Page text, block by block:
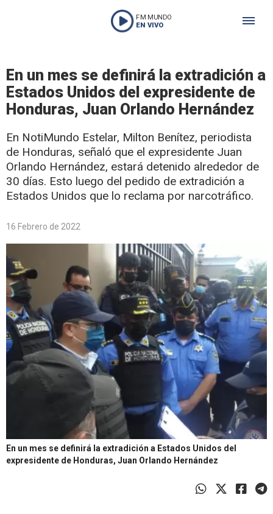
FM MUNDO
EN VIVO
En un mes se definirá la extradición a
Estados Unidos del expresidente de
Honduras, Juan Orlando Hernández
En NotiMundo Estelar, Milton Benítez, periodista
de Honduras, señaló que el expresidente Juan
Orlando Hernández, estará detenido alrededor de
30 días. Esto luego del pedido de extradición a
Estados Unidos que lo reclama por narcotráfico.
16 Febrero de 2022
En un mes se definirá la extradición a Estados Unidos del
expresidente de Honduras, Juan Orlando Hernández